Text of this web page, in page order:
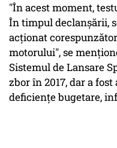
"În acest moment,
În timpul declanșării,
acționat
motorului", se
Sistemul de Lansare
zbor în 2017, dar a
deficiențe bugetare,